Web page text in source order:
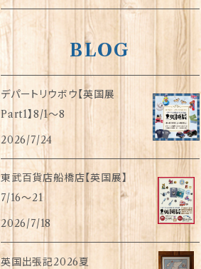
BLOG
デパートリウボウ【英国展
Part1】8/1〜8
2026/7/24
東武百貨店船橋店【英国展】
7/16～21
2026/7/18
英国出張記2026夏